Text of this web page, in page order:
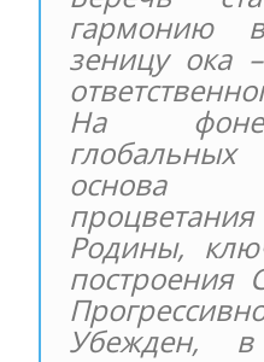
гармонию
зеницу ока
На
основа
Родины,
построения
Убежден,